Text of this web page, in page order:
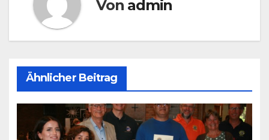
Von admin
Ähnlicher Beitrag